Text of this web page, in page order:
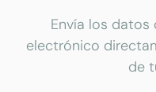
Envía los
electrónico
de